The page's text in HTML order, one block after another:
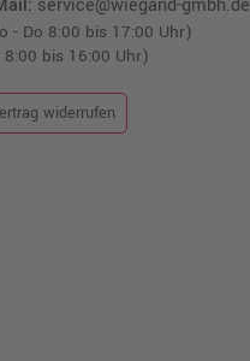
service@wiegand-gmbh.de
- Do 8:00 bis 17:00 Uhr)
8:00 bis 16:00 Uhr)
widerrufen